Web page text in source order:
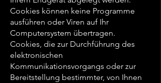
Cookies können keine Programme
ausführen oder Viren auf Ihr
Computersystem übertragen.
Cookies, die zur Durchführung des
elektronischen
Kommunikationsvorgangs oder zur
Bereitstellung bestimmter, von Ihnen